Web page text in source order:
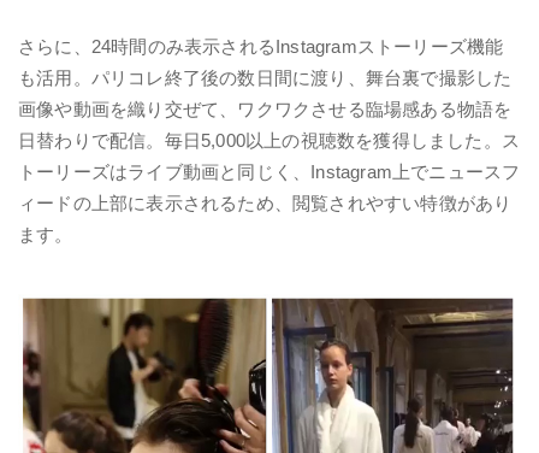
さらに、24時間のみ表示されるInstagramストーリーズ機能
も活用。パリコレ終了後の数日間に渡り、舞台裏で撮影した
画像や動画を織り交ぜて、ワクワクさせる臨場感ある物語を
日替わりで配信。毎日5,000以上の視聴数を獲得しました。ス
トーリーズはライブ動画と同じく、Instagram上でニュースフ
ィードの上部に表示されるため、閲覧されやすい特徴があり
ます。